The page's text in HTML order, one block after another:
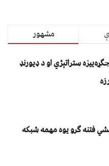
مشهور
ستراتېژي او د ډیورنډ
فتنه ګرو يوه مهمه شبکه